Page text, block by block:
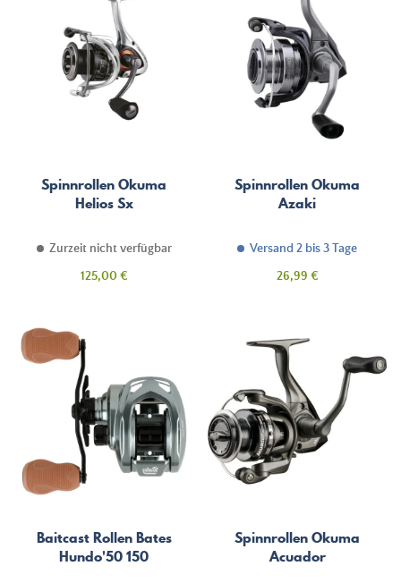
Spinnrollen Okuma
Helios Sx
Zurzeit nicht verfügbar
Preis
125,00 €
Spinnrollen Okuma
Azaki
Versand 2 bis 3 Tage
Preis
26,99 €
Baitcast Rollen Bates
Hundo'50 150
Spinnrollen Okuma
Acuador